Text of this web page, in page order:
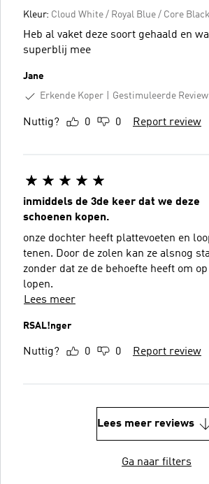
Kleur: Cloud White / Royal Blue / Core Black
Heb al vaket deze soort gehaald en
superblij mee
Jane
Erkende Koper
Gestimuleerde Review
Nuttig? 0 0 Report review
inmiddels de 3de keer dat we deze
schoenen kopen.
onze dochter heeft plattevoeten en
tenen. Door de zolen kan ze alsnog
zonder dat ze de behoefte heeft om
lopen.
Lees meer
RSAL!nger
Nuttig? 0 0 Report review
Lees meer reviews
Ga naar filters